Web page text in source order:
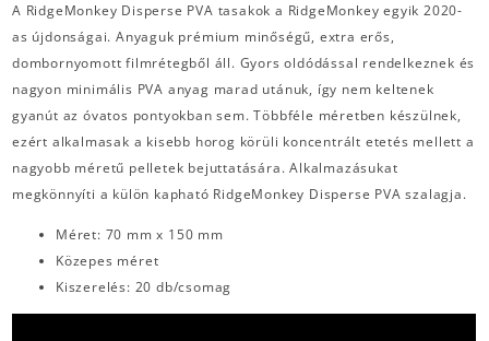
A RidgeMonkey Disperse PVA tasakok a RidgeMonkey egyik 2020-
as újdonságai. Anyaguk prémium minőségű, extra erős,
dombornyomott filmrétegből áll. Gyors oldódással rendelkeznek és
nagyon minimális PVA anyag marad utánuk, így nem keltenek
gyanút az óvatos pontyokban sem. Többféle méretben készülnek,
ezért alkalmasak a kisebb horog körüli koncentrált etetés mellett a
nagyobb méretű pelletek bejuttatására. Alkalmazásukat
megkönnyíti a külön kapható RidgeMonkey Disperse PVA szalagja.
Méret: 70 mm x 150 mm
Közepes méret
Kiszerelés: 20 db/csomag